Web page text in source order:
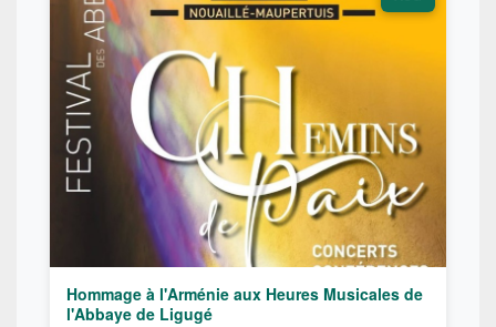
Hommage à l'Arménie aux Heures Musicales de
l'Abbaye de Ligugé